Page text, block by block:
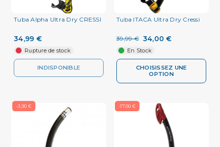
Tuba Alpha Ultra Dry CRESSI
34,99 €
Rupture de stock
INDISPONIBLE
Tuba ITACA Ultra Dry Cressi
39,99 € 34,00 €
En Stock
CHOISISSEZ UNE
OPTION
-3,90 € -17,00 €